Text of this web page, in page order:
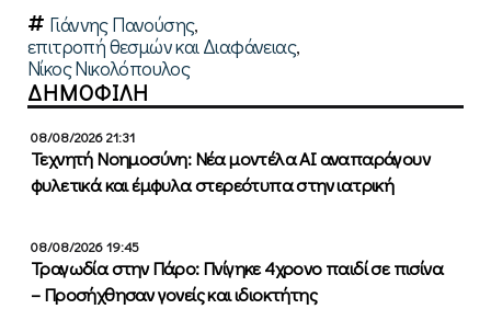
Γιάννης Πανούσης,
επιτροπή θεσμών και Διαφάνειας,
Νίκος Νικολόπουλος
ΔΗΜΟΦΙΛΗ
08/08/2026 21:31
Τεχνητή Νοημοσύνη: Νέα μοντέλα ΑΙ αναπαράγουν
φυλετικά και έμφυλα στερεότυπα στην ιατρική
08/08/2026 19:45
Τραγωδία στην Πάρο: Πνίγηκε 4χρονο παιδί σε πισίνα
– Προσήχθησαν γονείς και ιδιοκτήτης